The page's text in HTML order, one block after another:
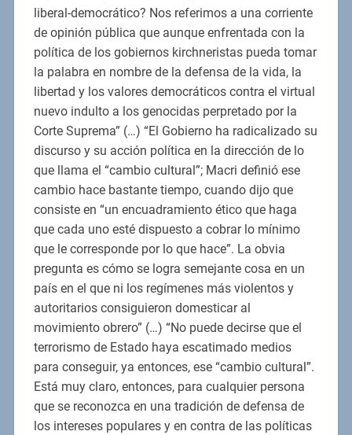
liberal-democrático? Nos referimos a una corriente
de opinión pública que aunque enfrentada con la
política de los gobiernos kirchneristas pueda tomar
la palabra en nombre de la defensa de la vida, la
libertad y los valores democráticos contra el virtual
nuevo indulto a los genocidas perpretado por la
Corte Suprema” (…) “El Gobierno ha radicalizado su
discurso y su acción política en la dirección de lo
que llama el “cambio cultural”; Macri definió ese
cambio hace bastante tiempo, cuando dijo que
consiste en “un encuadramiento ético que haga
que cada uno esté dispuesto a cobrar lo mínimo
que le corresponde por lo que hace”. La obvia
pregunta es cómo se logra semejante cosa en un
país en el que ni los regímenes más violentos y
autoritarios consiguieron domesticar al
movimiento obrero” (…) “No puede decirse que el
terrorismo de Estado haya escatimado medios
para conseguir, ya entonces, ese “cambio cultural”.
Está muy claro, entonces, para cualquier persona
que se reconozca en una tradición de defensa de
los intereses populares y en contra de las políticas